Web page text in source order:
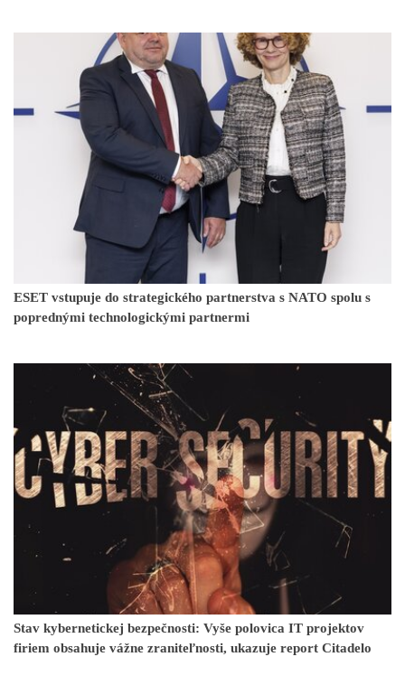
ESET vstupuje do strategického partnerstva s NATO spolu s
poprednými technologickými partnermi
Stav kybernetickej bezpečnosti: Vyše polovica IT projektov
firiem obsahuje vážne zraniteľnosti, ukazuje report Citadelo